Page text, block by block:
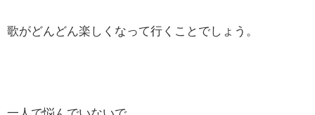
歌がどんどん楽しくなって行くことでしょう。